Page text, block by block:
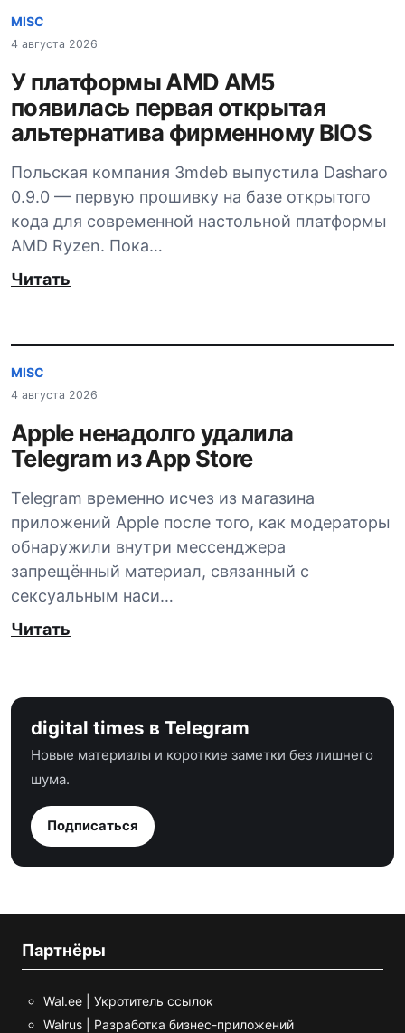
MISC
4 августа 2026
У платформы AMD AM5
появилась первая открытая
альтернатива фирменному BIOS
Польская компания 3mdeb выпустила Dasharo
0.9.0 — первую прошивку на базе открытого
кода для современной настольной платформы
AMD Ryzen. Пока…
Читать
MISC
4 августа 2026
Apple ненадолго удалила
Telegram из App Store
Telegram временно исчез из магазина
приложений Apple после того, как модераторы
обнаружили внутри мессенджера
запрещённый материал, связанный с
сексуальным наси…
Читать
digital times в Telegram
Новые материалы и короткие заметки без лишнего
шума.
Подписаться
Партнёры
Wal.ee | Укротитель ссылок
Walrus | Разработка бизнес-приложений